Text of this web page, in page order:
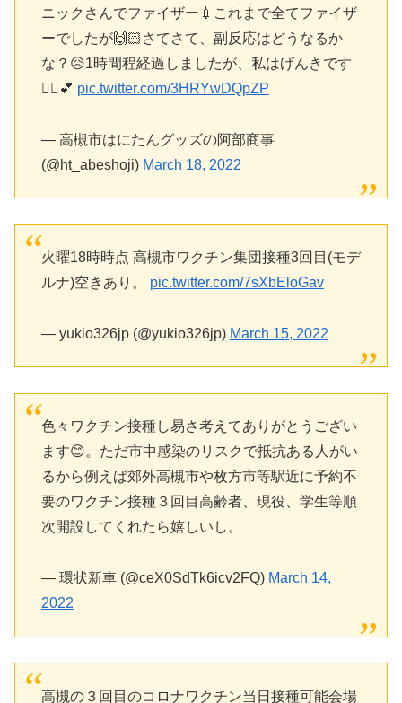
ニックさんでファイザー💉これまで全てファイザ
ーでしたが🙌🏻さてさて、副反応はどうなるか
な？😥1時間程経過しましたが、私はげんきです
🧙‍♀️💕 pic.twitter.com/3HRYwDQpZP
— 高槻市はにたんグッズの阿部商事
(@ht_abeshoji) March 18, 2022
火曜18時時点 高槻市ワクチン集団接種3回目(モデ
ルナ)空きあり。 pic.twitter.com/7sXbEloGav
— yukio326jp (@yukio326jp) March 15, 2022
色々ワクチン接種し易さ考えてありがとうござい
ます😊。ただ市中感染のリスクで抵抗ある人がい
るから例えば郊外高槻市や枚方市等駅近に予約不
要のワクチン接種３回目高齢者、現役、学生等順
次開設してくれたら嬉しいし。
— 環状新車 (@ceX0SdTk6icv2FQ) March 14,
2022
高槻の３回目のコロナワクチン当日接種可能会場